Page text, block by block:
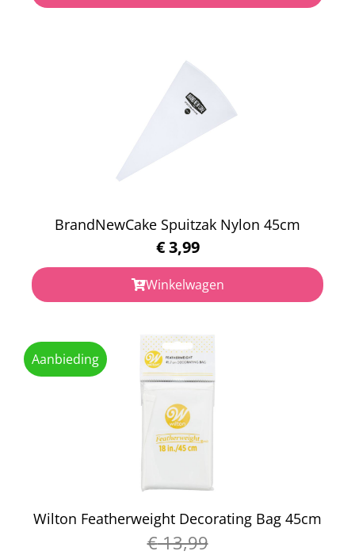
BrandNewCake Spuitzak Nylon 45cm
€3,99
Winkelwagen
Aanbieding
Wilton Featherweight Decorating Bag 45cm
€13,99